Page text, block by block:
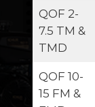
QOF 2-
7.5 TM &
TMD
QOF 10-
15 FM &